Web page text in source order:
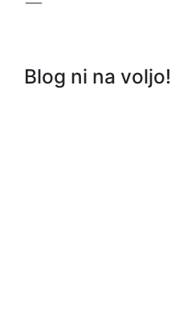
Blog ni na voljo!